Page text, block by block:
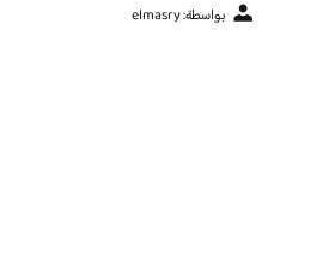
بواسطة: elmasry